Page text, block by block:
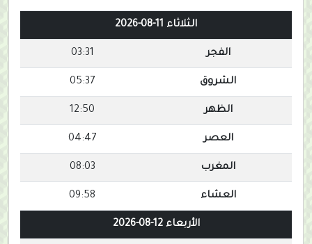
الثلاثاء 11-08-2026
الفجر 03:31
الشروق 05:37
الظهر 12:50
العصر 04:47
المغرب 08:03
العشاء 09:58
الأربعاء 12-08-2026